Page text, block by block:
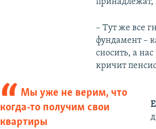
– Тут же все
фундамент –
сносить, а
кричит
Мы уже не верим, что
когда-то получим свои
квартиры